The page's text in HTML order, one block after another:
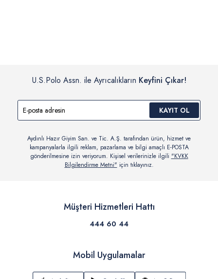
U.S.Polo Assn. ile Ayrıcalıkların Keyfini Çıkar!
KAYIT OL
Aydınlı Hazır Giyim San. ve Tic. A.Ş. tarafından ürün, hizmet ve
kampanyalarla ilgili reklam, pazarlama ve bilgi amaçlı E-POSTA
gönderilmesine izin veriyorum. Kişisel verilerinizle ilgili "KVKK
Bilgilendirme Metni" için tıklayınız.
Müşteri Hizmetleri Hattı
444 60 44
Mobil Uygulamalar